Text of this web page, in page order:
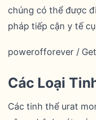
chúng có thể được
pháp tiếp cận y tế
powerofforever /
Các Loại
Các tinh thể urat